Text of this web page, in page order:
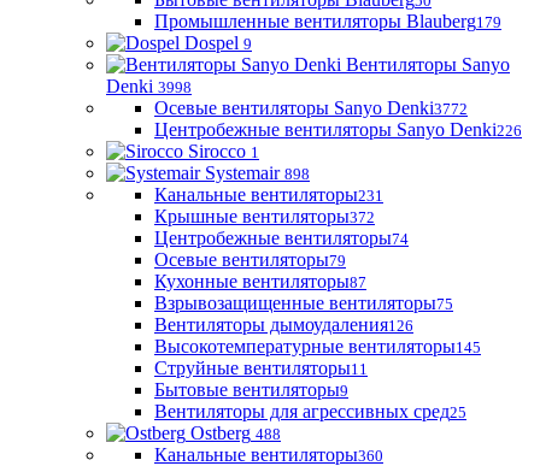
Промышленные вентиляторы Blauberg179
Dospel 9
Вентиляторы Sanyo
Denki 3998
Осевые вентиляторы Sanyo Denki3772
Центробежные вентиляторы Sanyo Denki226
Sirocco 1
Systemair 898
Канальные вентиляторы231
Крышные вентиляторы372
Центробежные вентиляторы74
Осевые вентиляторы79
Кухонные вентиляторы87
Взрывозащищенные вентиляторы75
Вентиляторы дымоудаления126
Высокотемпературные вентиляторы145
Струйные вентиляторы11
Бытовые вентиляторы9
Вентиляторы для агрессивных сред25
Ostberg 488
Канальные вентиляторы360